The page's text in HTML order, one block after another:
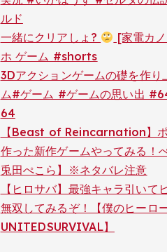
ルド
一緒にクリアしょ?
[家電カ
ホ ゲーム #shorts
3Dアクションゲームの礎を作り
ム#ゲーム #ゲームの思い出
64
【Beast of Reincarnation】
作った新作ゲームやってみる！
兎田ぺこら】※ネタバレ注意
【ヒロサバ】最強キャラ引いて
無双してみるぞ！【僕のヒーロ
UNITEDSURVIVAL】